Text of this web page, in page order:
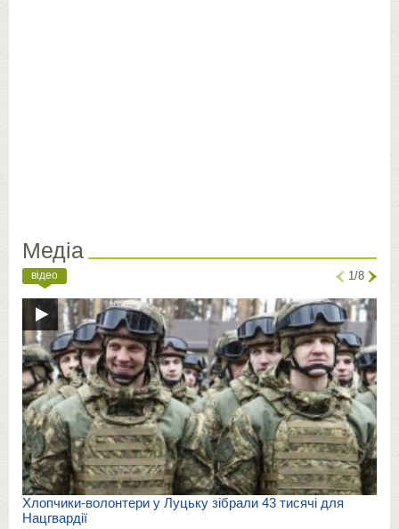
Медіа
відео 1/8
Хлопчики-волонтери у Луцьку зібрали 43 тисячі для
Нацгвардії